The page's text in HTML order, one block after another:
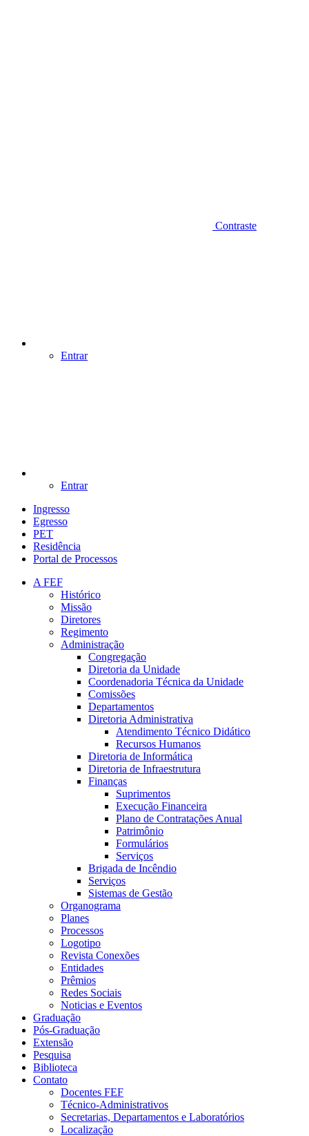
Contraste
Entrar
Entrar
Ingresso
Egresso
PET
Residência
Portal de Processos
A FEF
Histórico
Missão
Diretores
Regimento
Administração
Congregação
Diretoria da Unidade
Coordenadoria Técnica da Unidade
Comissões
Departamentos
Diretoria Administrativa
Atendimento Técnico Didático
Recursos Humanos
Diretoria de Informática
Diretoria de Infraestrutura
Finanças
Suprimentos
Execução Financeira
Plano de Contratações Anual
Patrimônio
Formulários
Serviços
Brigada de Incêndio
Serviços
Sistemas de Gestão
Organograma
Planes
Processos
Logotipo
Revista Conexões
Entidades
Prêmios
Redes Sociais
Noticias e Eventos
Graduação
Pós-Graduação
Extensão
Pesquisa
Biblioteca
Contato
Docentes FEF
Técnico-Administrativos
Secretarias, Departamentos e Laboratórios
Localização